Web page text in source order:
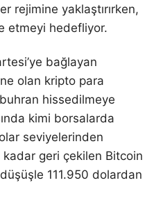
rejimine yaklaştırırken,
etmeyi hedefliyor.
bağlayan
olan kripto para
hissedilmeye
kimi borsalarda
seviyelerinden
geri çekilen Bitcoin
111.950 dolardan